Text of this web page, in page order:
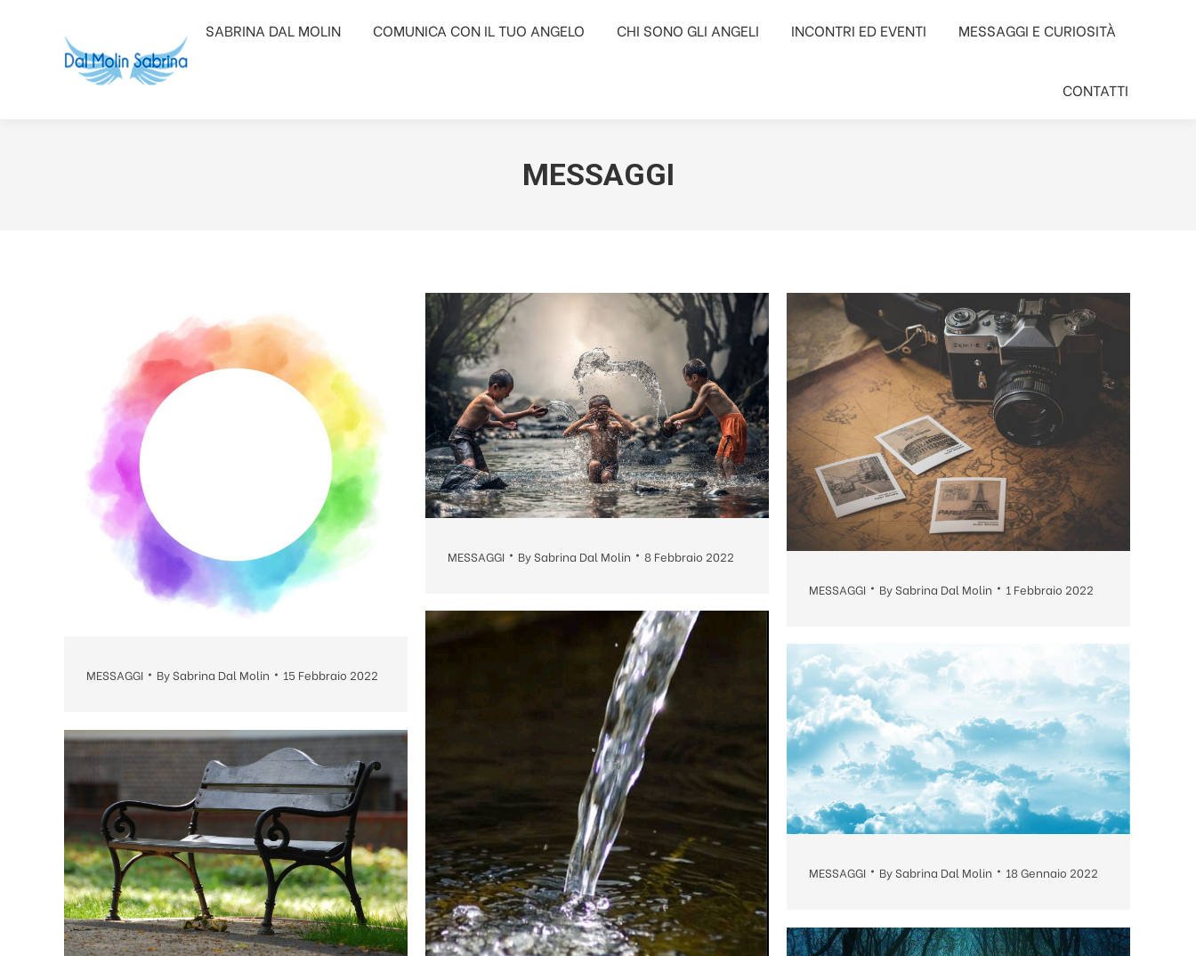
SABRINA DAL MOLIN COMUNICA CON IL TUO ANGELO CHI SONO GLI ANGELI INCONTRI ED EVENTI MESSAGGI E CURIOSITÀ
CONTATTI
MESSAGGI
MESSAGGI BySabrina Dal Molin 15 Febbraio 2022
MESSAGGI BySabrina Dal Molin
8 Febbraio 2022
MESSAGGI
BySabrina Dal Molin 1 Febbraio 2022
MESSAGGI BySabrina Dal Molin 18 Gennaio 2022
SABRINA DAL MOLIN COMUNICA CON IL TUO ANGELO CHI SONO GLI ANGELI INCONTRI ED EVENTI MESSAGGI E CURIOSITÀ
CONTATTI